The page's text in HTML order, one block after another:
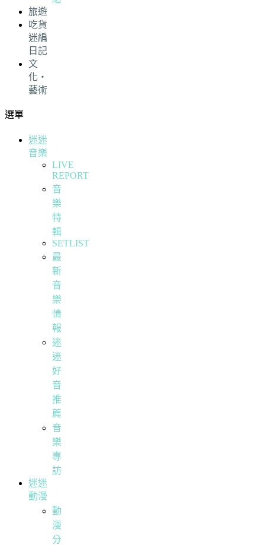
旅遊
吃貨
迷編
日記
文
化・
藝術
選單
迷迷
音樂
LIVE
REPORT
音
樂
特
輯
SETLIST
最
新
音
樂
情
報
迷
迷
好
音
推
薦
音
樂
專
訪
迷迷
動漫
動
漫
分